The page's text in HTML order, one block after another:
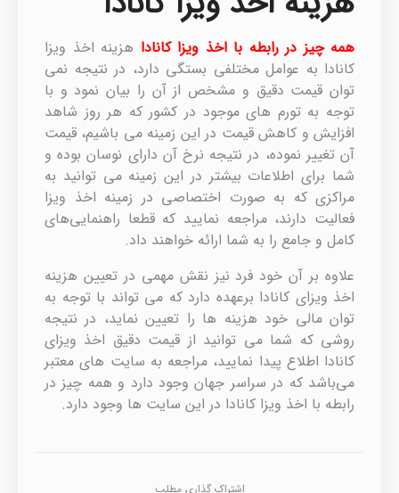
همه چیز در رابطه با اخذ ویزا کانادا هزینه اخذ ویزا
کانادا به عوامل مختلفی بستگی دارد، در نتیجه نمی
توان قیمت دقیق و مشخص از آن را بیان نمود و با
توجه به تورم های موجود در کشور که هر روز شاهد
افزایش و کاهش قیمت در این زمینه می باشیم، قیمت
آن تغییر نموده، در نتیجه نرخ آن دارای نوسان بوده و
شما برای اطلاعات بیشتر در این زمینه می توانید به
مراکزی که به صورت اختصاصی در زمینه اخذ ویزا
فعالیت دارند، مراجعه نمایید که قطعا راهنمایی‌های
کامل و جامع را به شما ارائه خواهند داد.
علاوه بر آن خود فرد نیز نقش مهمی در تعیین هزینه
اخذ ویزای کانادا برعهده دارد که می تواند با توجه به
توان مالی خود هزینه ها را تعیین نماید، در نتیجه
روشی که شما می توانید از قیمت دقیق اخذ ویزای
کانادا اطلاع پیدا نمایید، مراجعه به سایت های معتبر
می‌باشد که در سراسر جهان وجود دارد و همه چیز در
رابطه با اخذ ویزا کانادا در این سایت ها وجود دارد.
اشتراک گذاری مطلب